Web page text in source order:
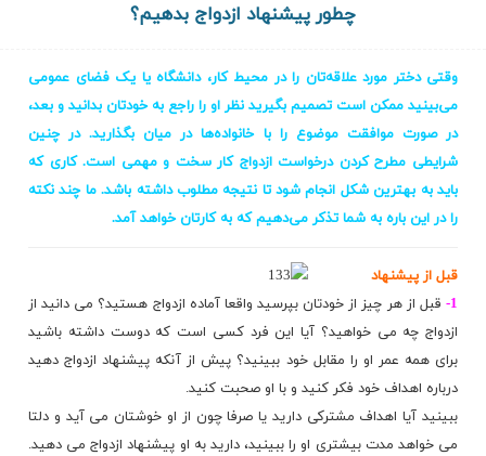
چطور پیشنهاد ازدواج بدهیم؟
وقتی دختر مورد علاقه‌تان را در محیط کار، دانشگاه یا یک فضای عمومی
می‌بینید ممکن است تصمیم بگیرید نظر او را راجع به خودتان بدانید و بعد،
در صورت موافقت موضوع را با خانواده‌ها در میان بگذارید. در چنین
شرایطی مطرح کردن درخواست ازدواج کار سخت و مهمی است. کاری که
باید به بهترین شکل انجام شود تا نتیجه مطلوب داشته باشد. ما چند نکته
را در این باره به شما تذکر می‌دهیم که به کارتان خواهد آمد.
قبل از پیشنهاد
1- قبل از هر چیز از خودتان بپرسید واقعا آماده ازدواج هستید؟ می دانید از
ازدواج چه می خواهید؟ آیا این فرد کسی است که دوست داشته باشید
برای همه عمر او را مقابل خود ببینید؟ پیش از آنکه پیشنهاد ازدواج دهید
درباره اهداف خود فکر کنید و با او صحبت کنید.
ببینید آیا اهداف مشترکی دارید یا صرفا چون از او خوشتان می آید و دلتا
می خواهد مدت بیشتری او را ببینید، دارید به او پیشنهاد ازدواج می دهید.